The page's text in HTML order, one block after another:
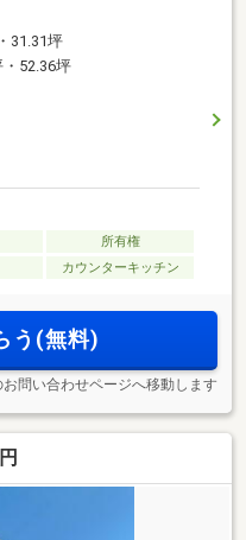
31.31坪
・52.36坪
所有権
カウンターキッチン
う(無料)
お問い合わせページへ移動します